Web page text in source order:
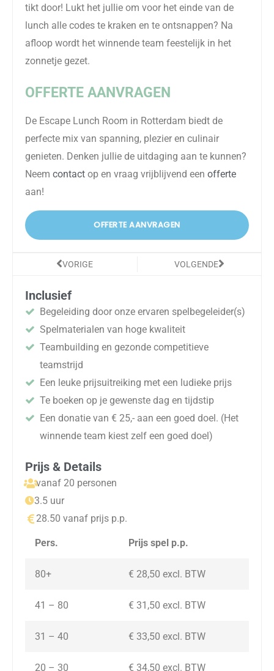
tikt door! Lukt het jullie om voor het einde van de
lunch alle codes te kraken en te ontsnappen? Na
afloop wordt het winnende team feestelijk in het
zonnetje gezet.
OFFERTE AANVRAGEN
De Escape Lunch Room in Rotterdam biedt de
perfecte mix van spanning, plezier en culinair
genieten. Denken jullie de uitdaging aan te kunnen?
Neem contact op en vraag vrijblijvend een offerte
aan!
OFFERTE AANVRAGEN
Vorige
VORIGE VOLGENDEVolgende
Inclusief
Begeleiding door onze ervaren spelbegeleider(s)
Spelmaterialen van hoge kwaliteit
Teambuilding en gezonde competitieve
teamstrijd
Een leuke prijsuitreiking met een ludieke prijs
Te boeken op je gewenste dag en tijdstip
Een donatie van € 25,- aan een goed doel. (Het
winnende team kiest zelf een goed doel)
Prijs & Details
vanaf 20 personen
3.5 uur
28.50 vanaf prijs p.p.
Pers. Prijs spel p.p.
80+ € 28,50 excl. BTW
41 – 80 € 31,50 excl. BTW
31 – 40 € 33,50 excl. BTW
20 – 30 € 34,50 excl. BTW